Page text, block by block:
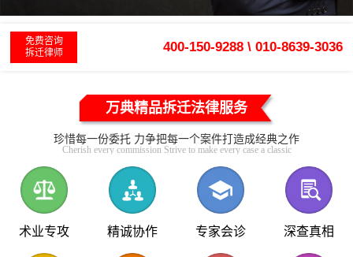
免费咨询
拆迁律师
400-150-9288 \ 010-8639-3036
万典精品拆迁法律服务
珍惜每一份委托 力争把每一个案件打造成经典之作
Cherish every commission Strive to make every case a classic
术业专攻 精诚协作 专家会诊 深查真相